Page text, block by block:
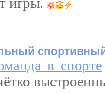
игры.
в спорте